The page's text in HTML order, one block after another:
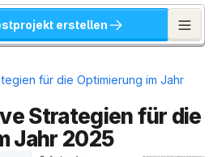
erstellen
für die Optimierung im Jahr
Strategien für die
Jahr 2025